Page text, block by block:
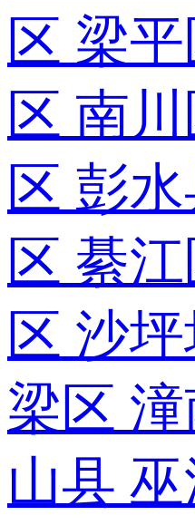
区 梁平
区 南川
区 彭
区 綦江
区 沙
梁区
山县